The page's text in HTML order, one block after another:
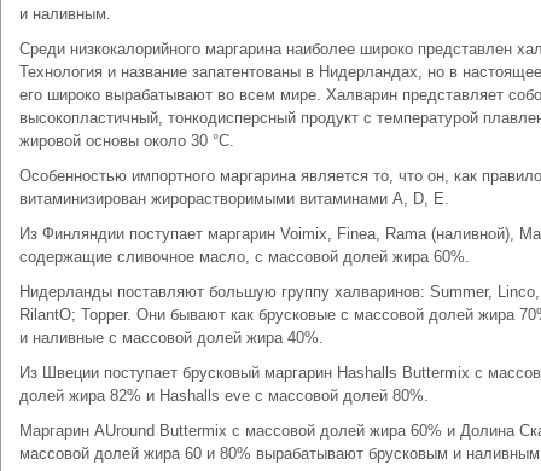
и наливным.
Среди низкокалорийного маргарина наиболее широко представлен
Технология и название запатентованы в Нидерландах, но в
его широко вырабатывают во всем мире. Халварин представляет
высокопластичный, тонкодисперсный продукт с температурой
жировой основы около 30 °С.
Особенностью импортного маргарина является то, что он, как
витаминизирован жирорастворимыми витаминами A, D, Е.
Из Финляндии поступает маргарин Voimix, Finea, Rama (наливной),
содержащие сливочное масло, с массовой долей жира 60%.
Нидерланды поставляют большую группу халваринов: Summer,
RilantO; Topper. Они бывают как брусковые с массовой долей жира
и наливные с массовой долей жира 40%.
Из Швеции поступает брусковый маргарин Hashalls Buttermix с
долей жира 82% и Hashalls eve с массовой долей 80%.
Маргарин AUround Buttermix с массовой долей жира 60% и Долина
массовой долей жира 60 и 80% вырабатывают брусковым и